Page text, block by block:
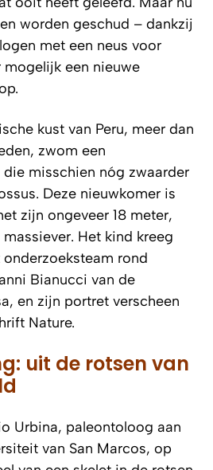
worden geschud – dankzij
met een neus voor
een nieuwe
kust van Peru, meer dan
zwom een
misschien nóg zwaarder
Deze nieuwkomer is
zijn ongeveer 18 meter,
Het kind kreeg
rond
Bianucci van de
en zijn portret verscheen
Nature.
uit de rotsen van
Urbina, paleontoloog aan
van San Marcos, op